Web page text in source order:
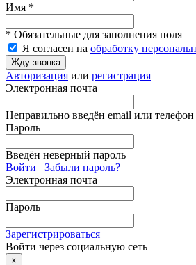
Имя *
* Обязательные для заполнения поля
Я согласен на обработку
Жду звонка
Авторизация или регистрация
Электронная почта
Неправильно введён email или телефон
Пароль
Введён неверный пароль
Войти
Забыли пароль?
Электронная почта
Пароль
Зарегистрироваться
Войти через социальную сеть
×